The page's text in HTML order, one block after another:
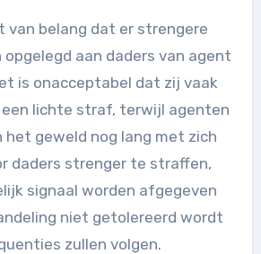
van belang dat er strengere
aan daders van agent
is onacceptabel dat zij vaak
lichte straf, terwijl agenten
het geweld nog lang met zich
daders strenger te straffen,
signaal worden afgegeven
niet getolereerd wordt
zullen volgen.